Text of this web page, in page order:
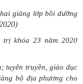
giảng lớp bồi dưỡng
khóa 23 năm 2020
tuyên truyền, giáo dục
bộ địa phương cho